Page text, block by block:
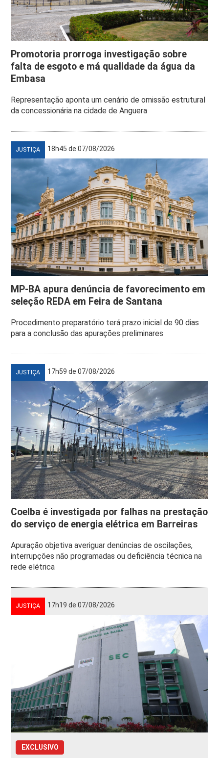
Promotoria prorroga investigação sobre
falta de esgoto e má qualidade da água da
Embasa
Representação aponta um cenário de omissão estrutural
da concessionária na cidade de Anguera
JUSTIÇA 18h45 de 07/08/2026
MP-BA apura denúncia de favorecimento em
seleção REDA em Feira de Santana
Procedimento preparatório terá prazo inicial de 90 dias
para a conclusão das apurações preliminares
JUSTIÇA 17h59 de 07/08/2026
Coelba é investigada por falhas na prestação
do serviço de energia elétrica em Barreiras
Apuração objetiva averiguar denúncias de oscilações,
interrupções não programadas ou deficiência técnica na
rede elétrica
JUSTIÇA 17h19 de 07/08/2026
EXCLUSIVO